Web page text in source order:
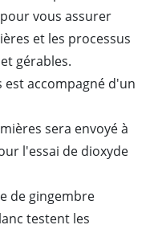
vous assurer
et les processus
gérables.
accompagné d'un
sera envoyé à
l'essai de dioxyde
de gingembre
testent les